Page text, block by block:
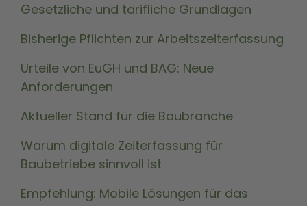
Gesetzliche und tarifliche Grundlagen
Bisherige Pflichten zur Arbeitszeiterfassung
Urteile von EuGH und BAG: Neue
Anforderungen
Aktueller Stand für die Baubranche
Warum digitale Zeiterfassung für
Baubetriebe sinnvoll ist
Empfehlung: Mobile Lösungen für das